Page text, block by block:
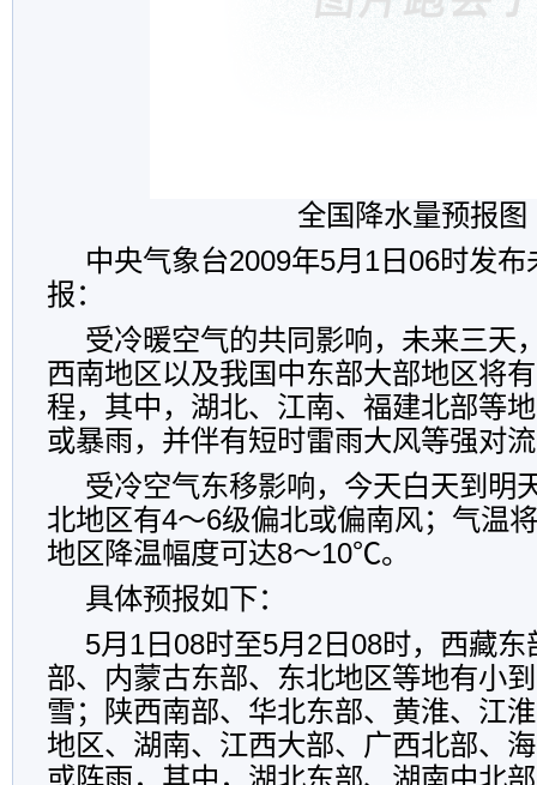
全国降水量预报图
中央气象台2009年5月1日06时发
报：
受冷暖空气的共同影响，未来三天
西南地区以及我国中东部大部地区将
程，其中，湖北、江南、福建北部等
或暴雨，并伴有短时雷雨大风等强对
受冷空气东移影响，今天白天到明
北地区有4～6级偏北或偏南风；气温
地区降温幅度可达8～10℃。
具体预报如下：
5月1日08时至5月2日08时，西藏
部、内蒙古东部、东北地区等地有小
雪；陕西南部、华北东部、黄淮、江
地区、湖南、江西大部、广西北部、
或阵雨，其中，湖北东部、湖南中北